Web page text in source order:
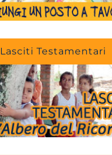
Lasciti Testamentari